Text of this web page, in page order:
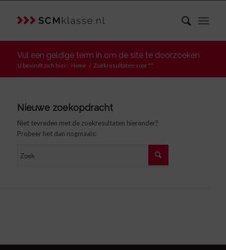
Vul een geldige term in om de site te doorzoeken
U bevindt zich hier: Home / Zoekresultaten voor ""
Nieuwe zoekopdracht
Niet tevreden met de zoekresultaten hieronder?
Probeer het dan nogmaals: